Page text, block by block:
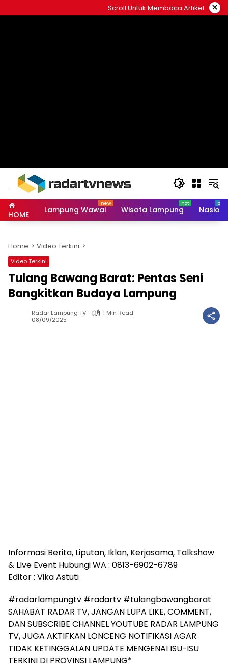
to
Scroll Untuk Membaca Artikel ×
HOME Lampung Wawai Wisata Lampung
Home Video Terkini
Video Terkini
Tulang Bawang Barat: Pentas Seni
Bangkitkan Budaya Lampung
Radar Lampung TV
1 Min Read
08/09/2025
Informasi Berita, Liputan, Iklan, Kerjasama, Talkshow
& LIve Event Hubungi WA : 0813-6902-6789
Editor : Vika Astuti
#radarlampungtv #radartv #tulangbawangbarat
SAHABAT RADAR TV, JANGAN LUPA LIKE, COMMENT,
DAN SUBSCRIBE CHANNEL YOUTUBE RADAR LAMPUNG
TV, JUGA AKTIFKAN LONCENG NOTIFIKASI AGAR
TIDAK KETINGGALAN UPDATE MENGENAI ISU-ISU
TERKINI DI PROVINSI LAMPUNG*